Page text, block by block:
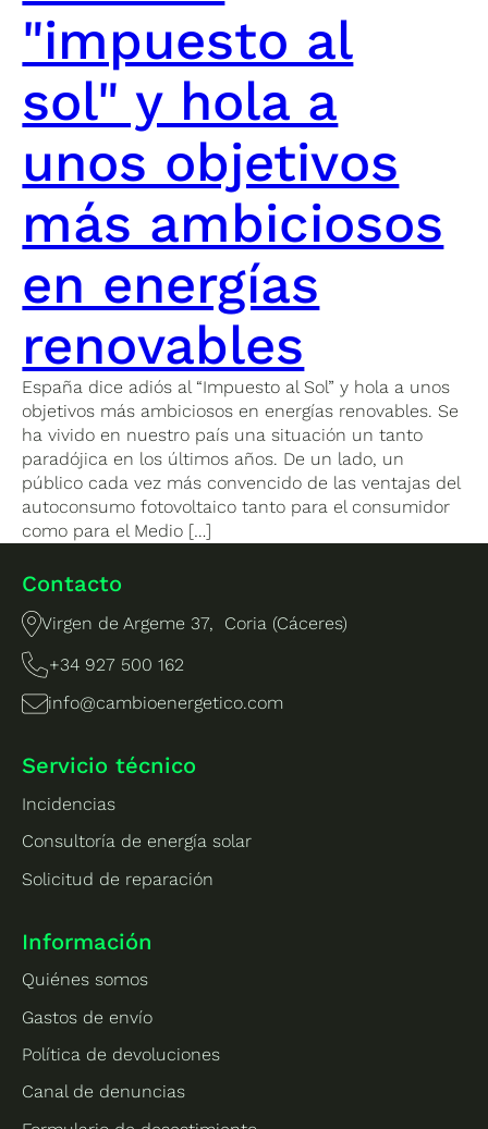
"impuesto al
sol" y hola a
unos objetivos
más ambiciosos
en energías
renovables
España dice adiós al “Impuesto al Sol” y hola a unos
objetivos más ambiciosos en energías renovables. Se
ha vivido en nuestro país una situación un tanto
paradójica en los últimos años. De un lado, un
público cada vez más convencido de las ventajas del
autoconsumo fotovoltaico tanto para el consumidor
como para el Medio […]
Contacto
Virgen de Argeme 37, Coria (Cáceres)
+34 927 500 162
info@cambioenergetico.com
Servicio técnico
Incidencias
Consultoría de energía solar
Solicitud de reparación
Información
Quiénes somos
Gastos de envío
Política de devoluciones
Canal de denuncias